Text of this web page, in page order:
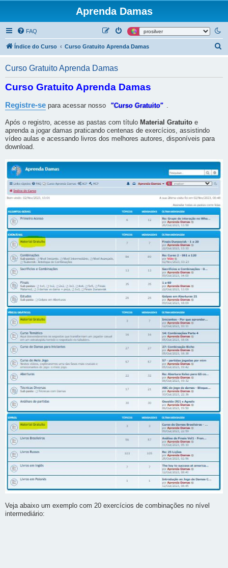
Aprenda Damas
FAQ
Índice do Curso Curso Gratuito Aprenda Damas
Curso Gratuito Aprenda Damas
Curso Gratuito Aprenda Damas
Registre-se para acessar nosso "Curso Gratuito" .
Após o registro, acesse as pastas com título Material Gratuito e
aprenda a jogar damas praticando centenas de exercícios, assistindo
vídeo aulas e acessando livros dos melhores autores, disponíveis para
download.
Veja abaixo um exemplo com 20 exercícios de combinações no nível
intermediário: